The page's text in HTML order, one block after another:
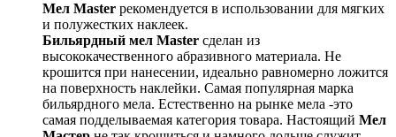
Мел Master рекомендуется в использовании для мягких
и полужестких наклеек.
Бильярдный мел Master сделан из
высококачественного абразивного материала. Не
крошится при нанесении, идеально равномерно ложится
на поверхность наклейки. Самая популярная марка
бильярдного мела. Естественно на рынке мела -это
самая подделываемая категория товара. Настоящий Мел